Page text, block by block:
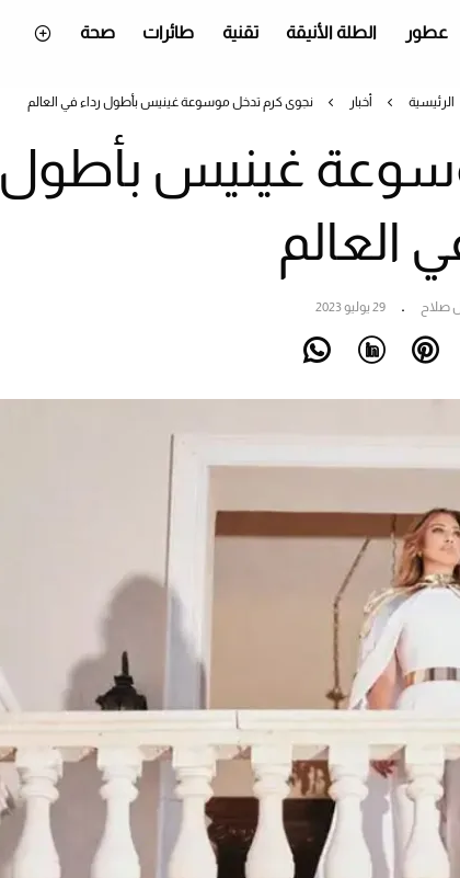
عطور الطلة الأنيقة تقنية طائرات صحة
الرئيسية أخبار نجوى كرم تدخل موسوعة غينيس بأطول رداء في العالم
غينيس بأطول
العالم
صلاح 29 يوليو 2023